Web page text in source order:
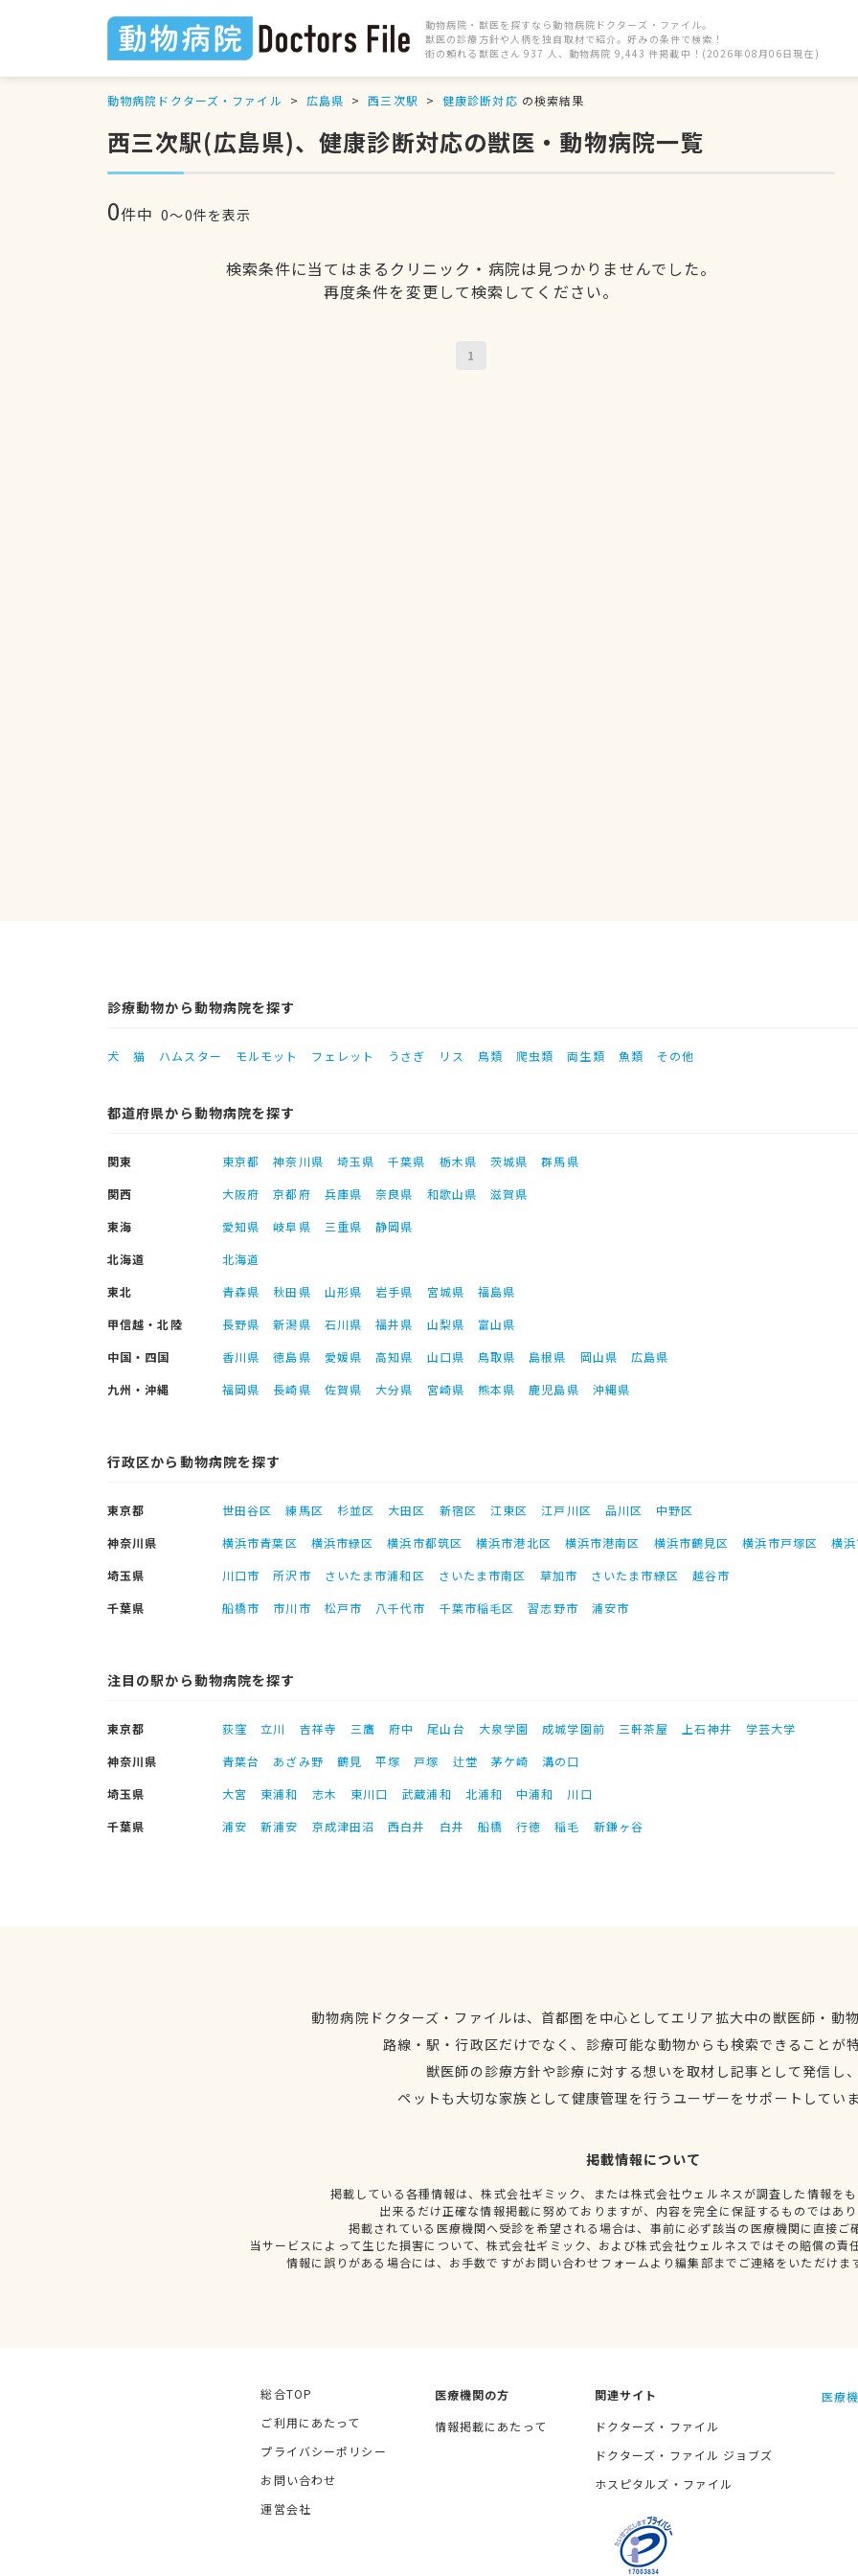
動物病院・獣医を探すなら動物病院ドクターズ・ファイル。
獣医の診療方針や人柄を独自取材で紹介。好みの条件で検索！
街の頼れる獣医さん 937 人、動物病院 9,443 件掲載中！(2026年08月06日現在)
動物病院ドクターズ・ファイル 広島県 西三次駅 健康診断対応 の検索結果
西三次駅(広島県)、健康診断対応の獣医・動物病院一覧
0件中 0〜0件を表示
検索条件に当てはまるクリニック・病院は見つかりませんでした。
再度条件を変更して検索してください。
1
診療動物から動物病院を探す
犬 猫 ハムスター モルモット フェレット うさぎ リス 鳥類 爬虫類 両生類 魚類 その他
都道府県から動物病院を探す
関東 東京都 神奈川県 埼玉県 千葉県 栃木県 茨城県
群馬県
関西
大阪府 京都府 兵庫県 奈良県 和歌山県
滋賀県
東海
愛知県 岐阜県 三重県
静岡県
北海道
北海道
東北
青森県 秋田県 山形県 岩手県 宮城県
福島県
甲信越・北陸
長野県 新潟県 石川県 福井県 山梨県
富山県
中国・四国
香川県 徳島県 愛媛県 高知県 山口県 鳥取県 島根県 岡山県
広島県
九州・沖縄
福岡県 長崎県 佐賀県 大分県 宮崎県 熊本県 鹿児島県 沖縄県
行政区から動物病院を探す
東京都 世田谷区 練馬区 杉並区 大田区 新宿区 江東区 江戸川区 品川区
中野区
神奈川県
横浜市青葉区 横浜市緑区 横浜市都筑区 横浜市港北区 横浜市港南区 横浜市鶴見区 横浜市戸塚区
横
埼玉県
川口市 所沢市 さいたま市浦和区 さいたま市南区 草加市 さいたま市緑区
越谷市
千葉県
船橋市 市川市 松戸市 八千代市 千葉市稲毛区 習志野市 浦安市
注目の駅から動物病院を探す
東京都 荻窪 立川 吉祥寺 三鷹 府中 尾山台 大泉学園 成城学園前 三軒茶屋 上石神井
学芸大学
神奈川県
青葉台 あざみ野 鶴見 平塚 戸塚 辻堂 茅ケ崎
溝の口
埼玉県
大宮 東浦和 志木 東川口 武蔵浦和 北浦和 中浦和
川口
千葉県
浦安 新浦安 京成津田沼 西白井 白井 船橋 行徳 稲毛 新鎌ヶ谷
動物病院ドクターズ・ファイルは、首都圏を中心としてエリア拡大中の獣医師・動
路線・駅・行政区だけでなく、診療可能な動物からも検索できることが
獣医師の診療方針や診療に対する想いを取材し記事として発信し
ペットも大切な家族として健康管理を行うユーザーをサポートしてい
掲載情報について
掲載している各種情報は、株式会社ギミック、または株式会社ウェルネスが調査した情報を
出来るだけ正確な情報掲載に努めておりますが、内容を完全に保証するものではあ
掲載されている医療機関へ受診を希望される場合は、事前に必ず該当の医療機関に直接ご
当サービスによって生じた損害について、株式会社ギミック、および株式会社ウェルネスではその賠償の責
情報に誤りがある場合には、お手数ですがお問い合わせフォームより編集部までご連絡をいただけま
総合TOP
ご利用にあたって
プライバシーポリシー
お問い合わせ
運営会社
医療機関の方
情報掲載にあたって
関連サイト
ドクターズ・ファイル
ドクターズ・ファイル ジョブズ
ホスピタルズ・ファイル
医療